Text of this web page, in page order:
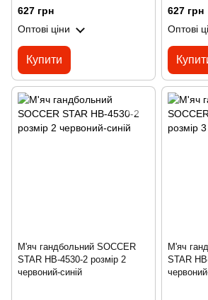
627 грн
Оптові ціни
Купити
627 грн
Оптові
М'яч гандбольний SOCCER
STAR HB-4530-2 розмір 2
червоний-синій
М'яч
STAR